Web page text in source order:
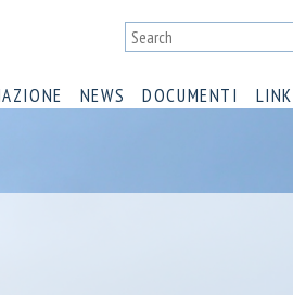
NEWS DOCUMENTI LINK